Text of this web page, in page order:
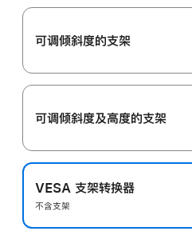
可调倾斜度的支架
可调倾斜度及高‍度的支‍架
VESA 支架转换器
不含支架